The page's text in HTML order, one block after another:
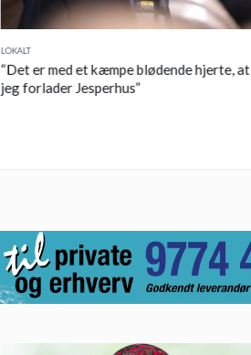
LOKALT
“Det er med et kæmpe blødende hjerte, at
jeg forlader Jesperhus”